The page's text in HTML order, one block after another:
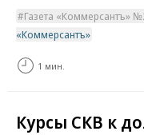
Газета «Коммерсантъ»
«Коммерсантъ»
1 мин.
Курсы СКВ к